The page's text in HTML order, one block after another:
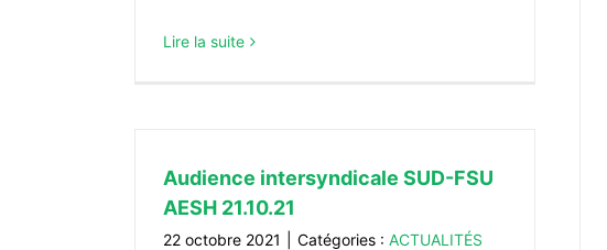
Lire la suite
Audience intersyndicale SUD-FSU
AESH 21.10.21
22 octobre 2021 Catégories : ACTUALITÉS